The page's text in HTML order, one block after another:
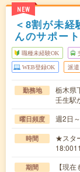
NEW
＜8割が未経
んのサポー
職種未経験OK
WEB登録OK 派遣
勤務地
栃木県
壬生駅
曜日頻度 週2日
時間
★スタ
期間 【現